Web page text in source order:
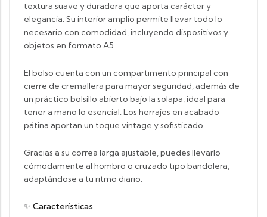
textura suave y duradera que aporta carácter y
elegancia. Su interior amplio permite llevar todo lo
necesario con comodidad, incluyendo dispositivos y
objetos en formato A5.
El bolso cuenta con un compartimento principal con
cierre de cremallera para mayor seguridad, además de
un práctico bolsillo abierto bajo la solapa, ideal para
tener a mano lo esencial. Los herrajes en acabado
pátina aportan un toque vintage y sofisticado.
Gracias a su correa larga ajustable, puedes llevarlo
cómodamente al hombro o cruzado tipo bandolera,
adaptándose a tu ritmo diario.
✨ Características